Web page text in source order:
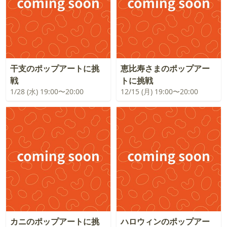
干支のポップアートに挑
戦
1/28 (水) 19:00〜20:00
恵比寿さまのポップアー
トに挑戦
12/15 (月) 19:00〜20:00
カニのポップアートに挑 ハロウィンのポップアー